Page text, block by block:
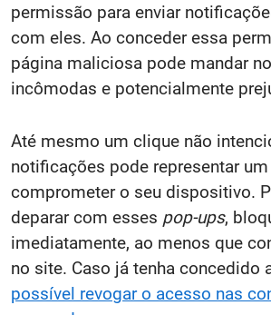
permissão para enviar
com eles. Ao conceder essa
página maliciosa pode mandar
incômodas e potencialmente
Até mesmo um clique não
notificações pode representar
comprometer o seu dispositivo.
deparar com esses pop-ups,
imediatamente, ao menos que
no site. Caso já tenha concedido
possível revogar o acesso nas